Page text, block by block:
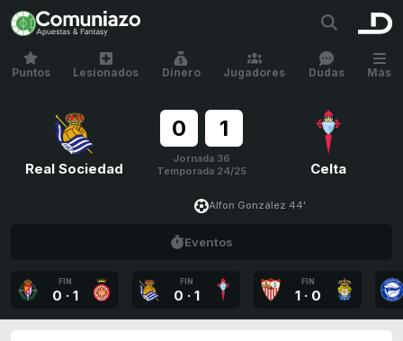
Puntos Lesionados Dinero Jugadores Dudas Más
Real Sociedad
0 1
Jornada 36
Temporada 24/25
Celta
Alfon González 44'
Eventos
FIN
0 · 1
FIN
0 · 1
FIN
1 · 0